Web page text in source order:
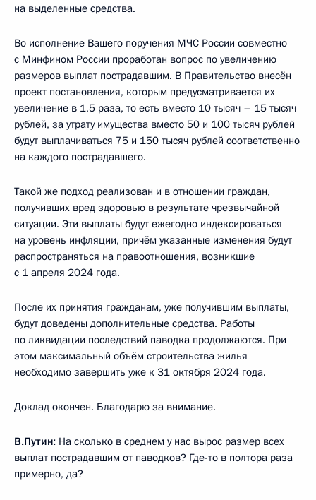
на выделенные средства.
Во исполнение Вашего поручения МЧС России совместно
с Минфином России проработан вопрос по увеличению
размеров выплат пострадавшим. В Правительство внесён
проект постановления, которым предусматривается их
увеличение в 1,5 раза, то есть вместо 10 тысяч – 15 тысяч
рублей, за утрату имущества вместо 50 и 100 тысяч рублей
будут выплачиваться 75 и 150 тысяч рублей соответственно
на каждого пострадавшего.
Такой же подход реализован и в отношении граждан,
получивших вред здоровью в результате чрезвычайной
ситуации. Эти выплаты будут ежегодно индексироваться
на уровень инфляции, причём указанные изменения будут
распространяться на правоотношения, возникшие
с 1 апреля 2024 года.
После их принятия гражданам, уже получившим выплаты,
будут доведены дополнительные средства. Работы
по ликвидации последствий паводка продолжаются. При
этом максимальный объём строительства жилья
необходимо завершить уже к 31 октября 2024 года.
Доклад окончен. Благодарю за внимание.
В.Путин: На сколько в среднем у нас вырос размер всех
выплат пострадавшим от паводков? Где-то в полтора раза
примерно, да?